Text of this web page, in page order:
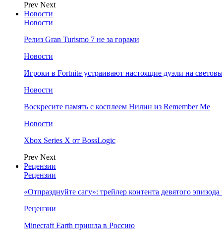
Prev Next
Новости
Новости
Релиз Gran Turismo 7 не за горами
Новости
Игроки в Fortnite устраивают настоящие дуэли на
Новости
Воскресите память с косплеем Нилин из Remember Me
Новости
Xbox Series X от BossLogic
Prev Next
Рецензии
Рецензии
«Отпразднуйте сагу»: трейлер контента девятого
Рецензии
Minecraft Earth пришла в Россию